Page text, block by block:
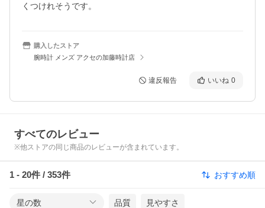
くつけれそうです。
購入したストア
腕時計 メンズ アクセの加藤時計店
違反報告 いいね 0
すべてのレビュー
※他ストアの同じ商品のレビューが含まれています。
1 - 20件 / 353件 おすすめ順
星の数 品質 見やすさ